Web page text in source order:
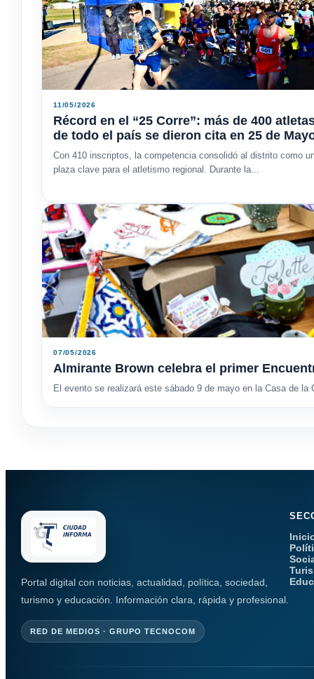
11/05/2026
Récord en el “25 Corre”: más de 400
de todo el país se dieron cita en 25 de
Con 410 inscriptos, la competencia consolidó al distrito como
plaza clave para el atletismo regional. Durante la...
07/05/2026
Almirante Brown celebra el primer
El evento se realizará este sábado 9 de mayo en la Casa de la
Portal digital con noticias, actualidad, política, sociedad,
turismo y educación. Información clara, rápida y profesional.
RED DE MEDIOS · GRUPO TECNOCOM